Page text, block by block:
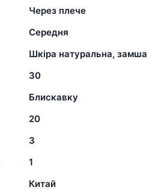
Через плече
Середня
Шкіра натуральна, замша
30
Блискавку
20
3
1
Китай